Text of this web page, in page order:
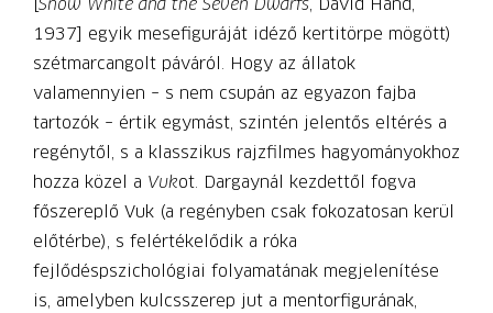
Snow White and the Seven Dwarfs, David Hand,
1937] egyik mesefiguráját idéző kertitörpe mögött)
szétmarcangolt páváról. Hogy az állatok
valamennyien – s nem csupán az egyazon fajba
tartozók – értik egymást, szintén jelentős eltérés a
regénytől, s a klasszikus rajzfilmes hagyományokhoz
hozza közel a Vukot. Dargaynál kezdettől fogva
főszereplő Vuk (a regényben csak fokozatosan kerül
előtérbe), s felértékelődik a róka
fejlődéspszichológiai folyamatának megjelenítése
is, amelyben kulcs­sze­rep jut a mentorfigurának,